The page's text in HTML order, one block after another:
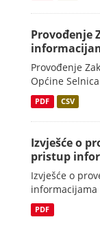
Provođenje
Provođenje
Općine
PDF CSV
Izvješće o
pristup
Izvješće o
informacijama
PDF